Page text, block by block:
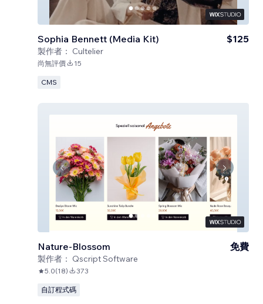
Sophia Bennett (Media Kit)
製作者： Cultelier
$125
尚無評價 15
CMS
Nature-Blossom
製作者： Qscript Software
免費
5.0(18) 373
自訂程式碼